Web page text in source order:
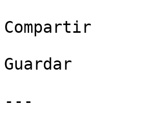
Compartir
Guardar
---